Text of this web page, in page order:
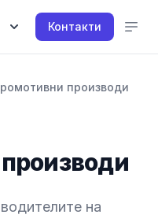
Контакти
производи
на